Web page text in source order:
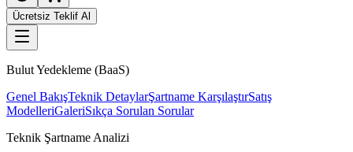
Ücretsiz Teklif Al
Bulut Yedekleme (BaaS)
Genel BakışTeknik DetaylarŞartname KarşılaştırSatış
ModelleriGaleriSıkça Sorulan Sorular
Teknik Şartname Analizi